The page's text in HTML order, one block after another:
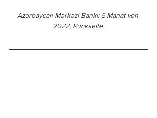
Azərbaycan Mərkəzi Bankı: 5 Manat von
2022, Rückseite.